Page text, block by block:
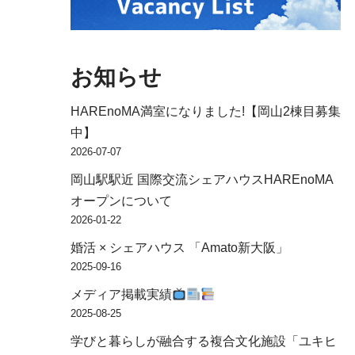
お知らせ
HAREnoMA満室になりました!【岡山2棟目募集
中】
2026-07-07
岡山駅駅近 国際交流シェアハウスHAREnoMA
オープンについて
2026-01-22
婚活 × シェアハウス 「Amato新大阪」
2025-09-16
メディア掲載実績
2025-08-25
学びと暮らしが融合する複合文化施設「ユキヒ